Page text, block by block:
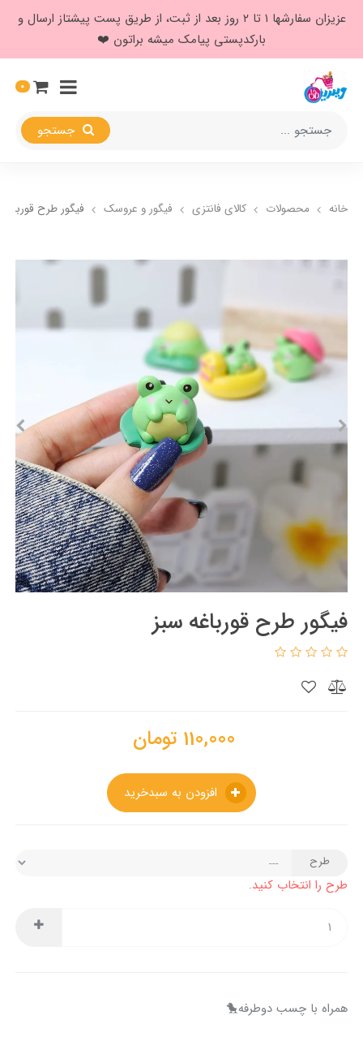
عزیزان سفارشها ۱ تا ۲ روز بعد از ثبت، از طریق پست پیشتاز ارسال و
بارکدپستی پیامک میشه براتون ❤️
0
خانه محصولات کالای فانتزی فیگور و عروسک فیگور طرح
فیگور طرح قورباغه سبز
110,000 تومان
طرح
طرح را انتخاب کنید.
همراه با چسب دوطرفه🐤